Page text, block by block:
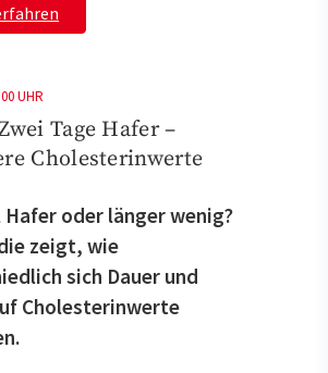
UHR
Tage Hafer –
Cholesterinwerte
Hafer oder länger wenig?
zeigt, wie
sich Dauer und
Cholesterinwerte